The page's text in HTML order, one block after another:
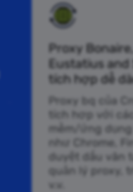
Proxy
Eustatius and
tích hợp dễ
Proxy bq của
tích hợp với
mềm/ứng
như Chrome,
duyệt dấu vân
quản lý proxy,
v.v.